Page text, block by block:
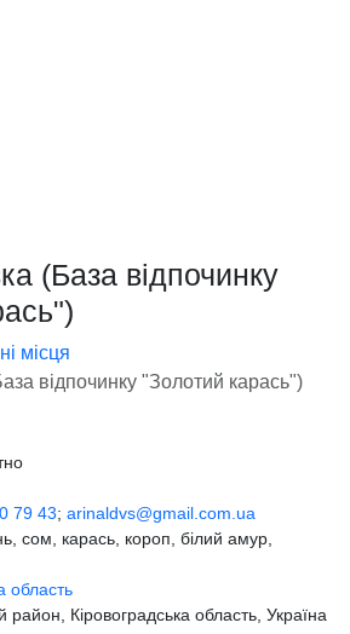
(База відпочинку
місця
відпочинку "Золотий карась")
79 43; arinaldvs@gmail.com.ua
сом, карась, короп, білий амур,
область
район, Кіровоградська область, Україна